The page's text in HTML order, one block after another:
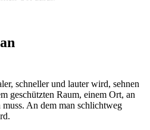
schneller und lauter wird, sehnen
geschützten Raum, einem Ort, an
An dem man schlichtweg